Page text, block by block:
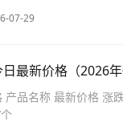
07-29
最新价格（2026年
产品名称 最新价格 涨